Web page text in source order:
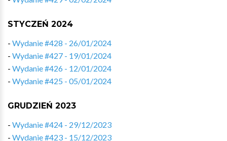
STYCZEŃ 2024
- Wydanie #428 - 26/01/2024
- Wydanie #427 - 19/01/2024
- Wydanie #426 - 12/01/2024
- Wydanie #425 - 05/01/2024
GRUDZIEŃ 2023
- Wydanie #424 - 29/12/2023
- Wydanie #423 - 15/12/2023